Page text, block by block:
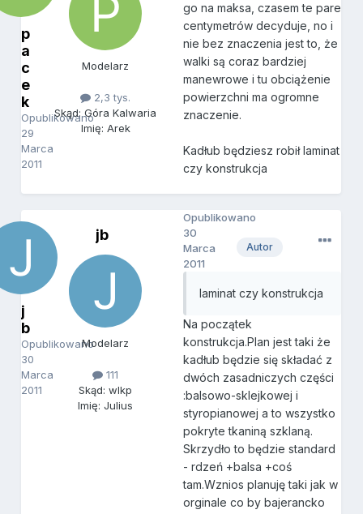
p
a
c
e
k
Opublikowano
29
Marca
2011
Modelarz
2,3 tys.
Skąd: Góra Kalwaria
Imię: Arek
go na maksa, czasem te pare
centymetrów decyduje, no i
nie bez znaczenia jest to, że
walki są coraz bardziej
manewrowe i tu obciążenie
powierzchni ma ogromne
znaczenie.
Kadłub będziesz robił laminat
czy konstrukcja
j
b
Opublikowano
30
Marca
2011
jb
Modelarz
111
Skąd: wlkp
Imię: Julius
Autor
Opublikowano
30
Marca
2011
laminat czy konstrukcja
Na początek
konstrukcja.Plan jest taki że
kadłub będzie się składać z
dwóch zasadniczych części
:balsowo-sklejkowej i
styropianowej a to wszystko
pokryte tkaniną szklaną.
Skrzydło to będzie standard
- rdzeń +balsa +coś
tam.Wznios planuję taki jak w
orginale co by bajerancko